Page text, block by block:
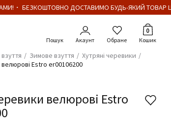
・ БЕЗКОШТОВНО ДОСТАВИМО БУДЬ-ЯКИЙ ТОВАР
Акаунт Обране
0
Кошик
Зимове взуття
Хутряні черевики
Estro er00106200
велюрові Estro